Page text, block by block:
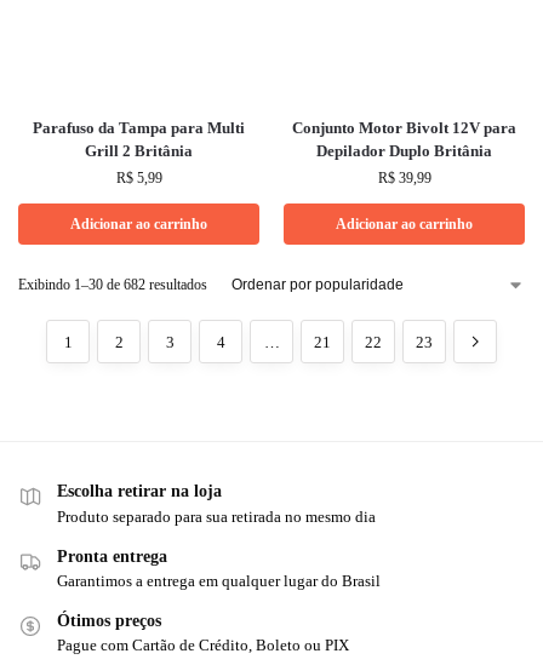
Parafuso da Tampa para Multi
Grill 2 Britânia
R$5,99
Adicionar ao carrinho
Conjunto Motor Bivolt 12V para
Depilador Duplo Britânia
R$39,99
Adicionar ao carrinho
Exibindo 1–30 de 682 resultados
1 2 3 4 … 21 22 23
Escolha retirar na loja
Produto separado para sua retirada no mesmo dia
Pronta entrega
Garantimos a entrega em qualquer lugar do Brasil
Ótimos preços
Pague com Cartão de Crédito, Boleto ou PIX